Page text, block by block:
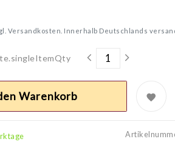
Versandkosten. Innerhalb Deutschlands
Warenkorb